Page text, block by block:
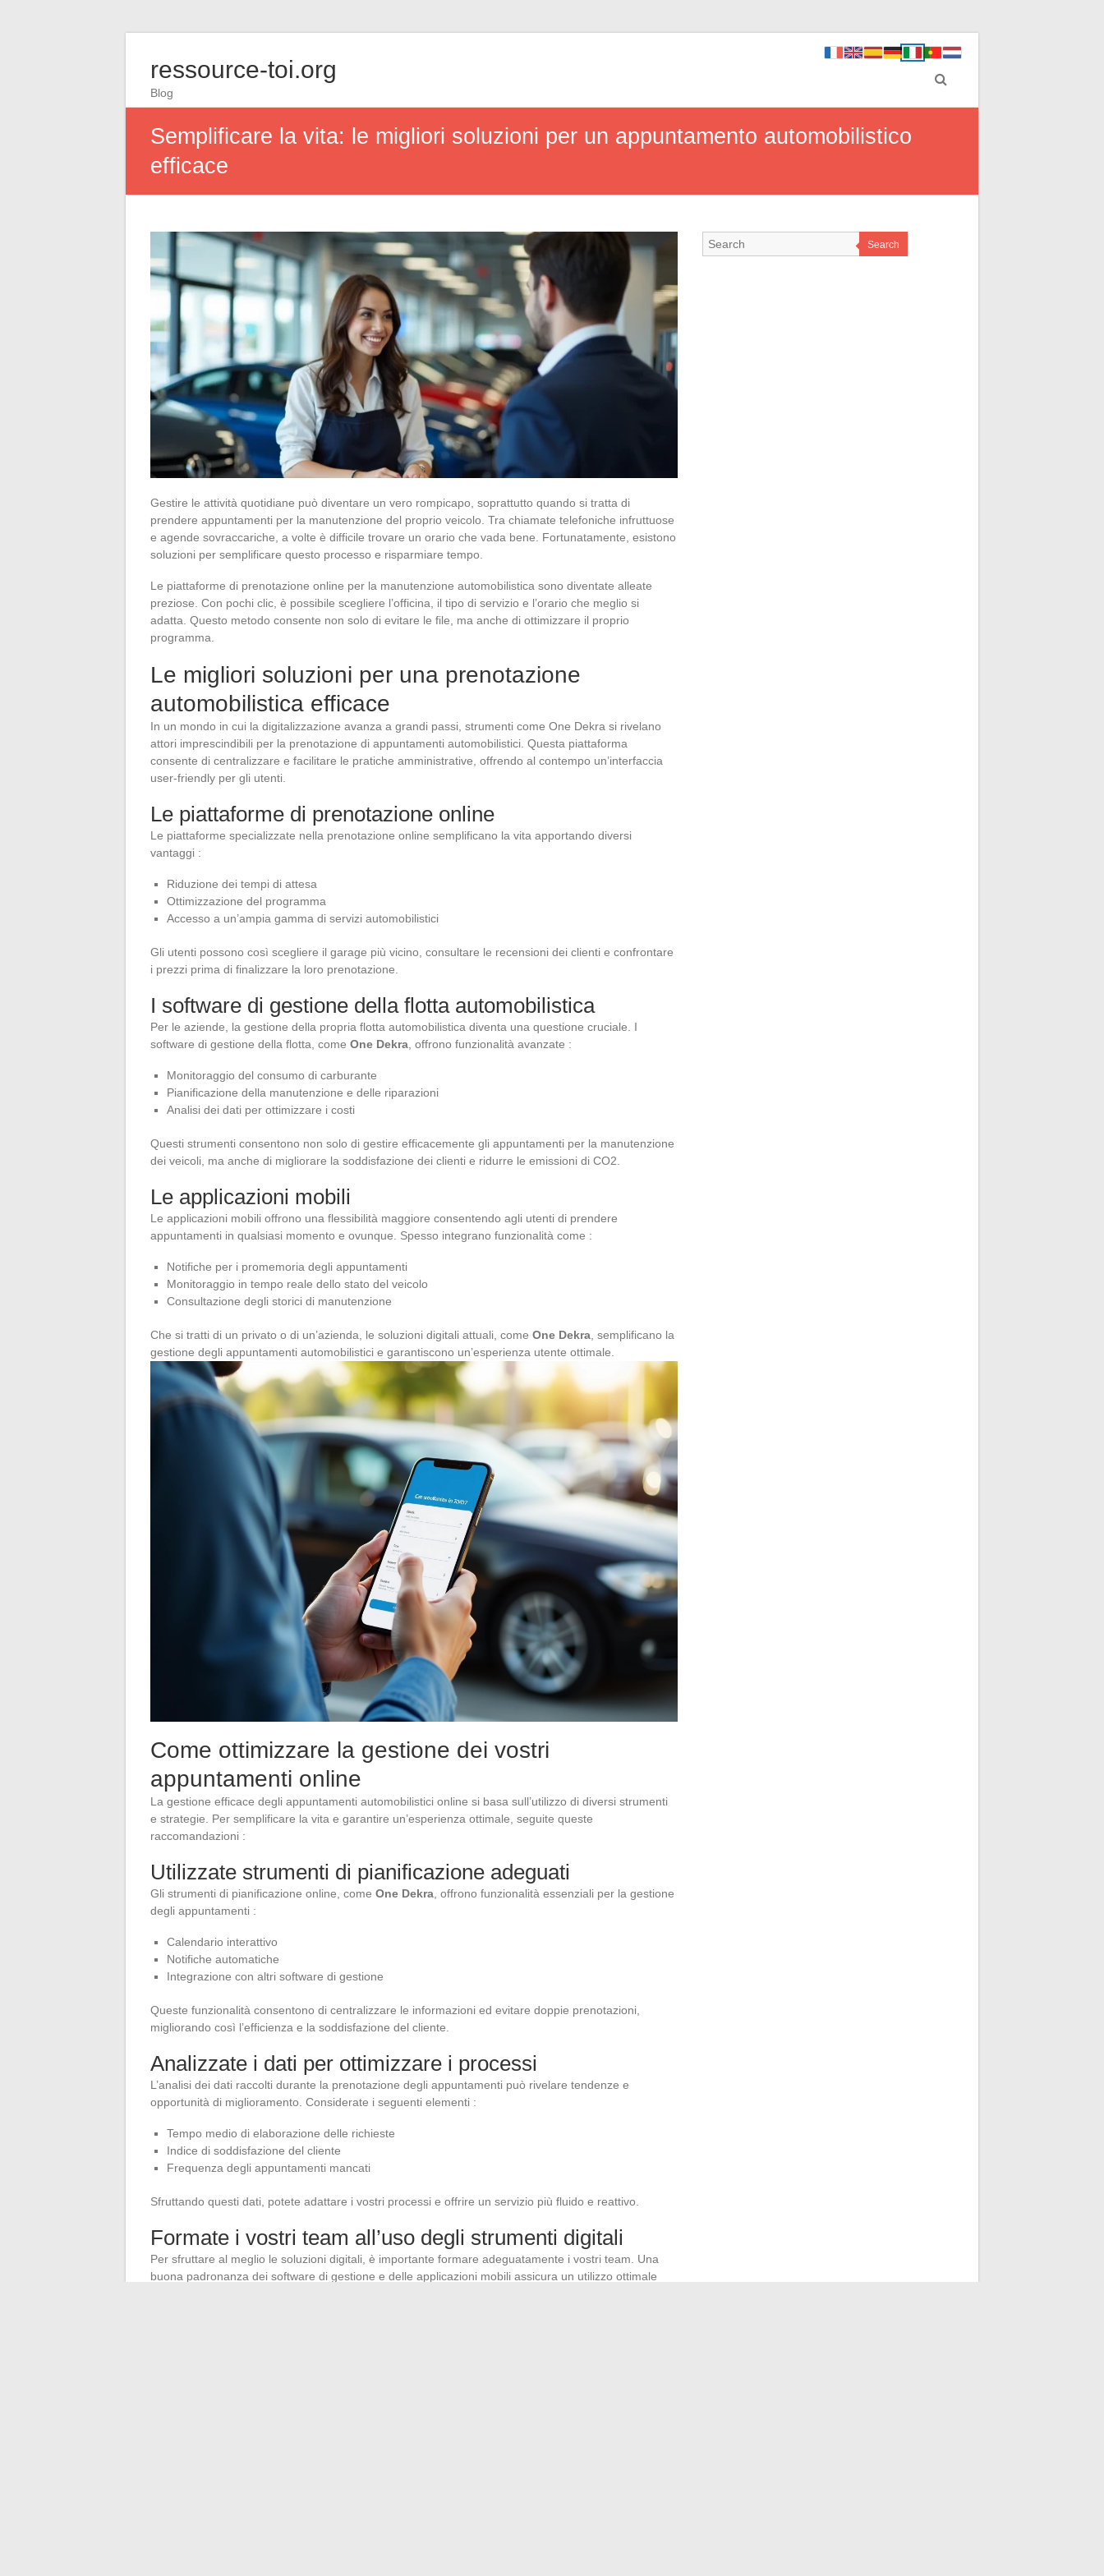
ressource-toi.org
Blog
Semplificare la vita: le migliori soluzioni per un appuntamento automobilistico
efficace
Gestire le attività quotidiane può diventare un vero rompicapo, soprattutto quando si tratta di
prendere appuntamenti per la manutenzione del proprio veicolo. Tra chiamate telefoniche infruttuose
e agende sovraccariche, a volte è difficile trovare un orario che vada bene. Fortunatamente, esistono
soluzioni per semplificare questo processo e risparmiare tempo.
Le piattaforme di prenotazione online per la manutenzione automobilistica sono diventate alleate
preziose. Con pochi clic, è possibile scegliere l’officina, il tipo di servizio e l’orario che meglio si
adatta. Questo metodo consente non solo di evitare le file, ma anche di ottimizzare il proprio
programma.
Le migliori soluzioni per una prenotazione
automobilistica efficace
In un mondo in cui la digitalizzazione avanza a grandi passi, strumenti come One Dekra si rivelano
attori imprescindibili per la prenotazione di appuntamenti automobilistici. Questa piattaforma
consente di centralizzare e facilitare le pratiche amministrative, offrendo al contempo un’interfaccia
user-friendly per gli utenti.
Le piattaforme di prenotazione online
Le piattaforme specializzate nella prenotazione online semplificano la vita apportando diversi
vantaggi :
Riduzione dei tempi di attesa
Ottimizzazione del programma
Accesso a un’ampia gamma di servizi automobilistici
Gli utenti possono così scegliere il garage più vicino, consultare le recensioni dei clienti e confrontare
i prezzi prima di finalizzare la loro prenotazione.
I software di gestione della flotta automobilistica
Per le aziende, la gestione della propria flotta automobilistica diventa una questione cruciale. I
software di gestione della flotta, come One Dekra , offrono funzionalità avanzate :
Monitoraggio del consumo di carburante
Pianificazione della manutenzione e delle riparazioni
Analisi dei dati per ottimizzare i costi
Questi strumenti consentono non solo di gestire efficacemente gli appuntamenti per la manutenzione
dei veicoli, ma anche di migliorare la soddisfazione dei clienti e ridurre le emissioni di CO2.
Le applicazioni mobili
Le applicazioni mobili offrono una flessibilità maggiore consentendo agli utenti di prendere
appuntamenti in qualsiasi momento e ovunque. Spesso integrano funzionalità come :
Notifiche per i promemoria degli appuntamenti
Monitoraggio in tempo reale dello stato del veicolo
Consultazione degli storici di manutenzione
Che si tratti di un privato o di un’azienda, le soluzioni digitali attuali, come One Dekra , semplificano la
gestione degli appuntamenti automobilistici e garantiscono un’esperienza utente ottimale.
Come ottimizzare la gestione dei vostri
appuntamenti online
La gestione efficace degli appuntamenti automobilistici online si basa sull’utilizzo di diversi strumenti
e strategie. Per semplificare la vita e garantire un’esperienza ottimale, seguite queste
raccomandazioni :
Utilizzate strumenti di pianificazione adeguati
Gli strumenti di pianificazione online, come One Dekra , offrono funzionalità essenziali per la gestione
degli appuntamenti :
Calendario interattivo
Notifiche automatiche
Integrazione con altri software di gestione
Queste funzionalità consentono di centralizzare le informazioni ed evitare doppie prenotazioni,
migliorando così l’efficienza e la soddisfazione del cliente.
Analizzate i dati per ottimizzare i processi
L’analisi dei dati raccolti durante la prenotazione degli appuntamenti può rivelare tendenze e
opportunità di miglioramento. Considerate i seguenti elementi :
Tempo medio di elaborazione delle richieste
Indice di soddisfazione del cliente
Frequenza degli appuntamenti mancati
Sfruttando questi dati, potete adattare i vostri processi e offrire un servizio più fluido e reattivo.
Formate i vostri team all’uso degli strumenti digitali
Per sfruttare al meglio le soluzioni digitali, è importante formare adeguatamente i vostri team. Una
buona padronanza dei software di gestione e delle applicazioni mobili assicura un utilizzo ottimale
Search